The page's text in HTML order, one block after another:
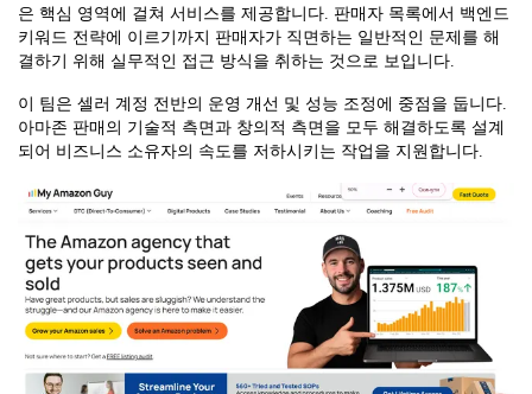
은 핵심 영역에 걸쳐 서비스를 제공합니다. 판매자 목록에서 백엔드
키워드 전략에 이르기까지 판매자가 직면하는 일반적인 문제를 해
결하기 위해 실무적인 접근 방식을 취하는 것으로 보입니다.
이 팀은 셀러 계정 전반의 운영 개선 및 성능 조정에 중점을 둡니다.
아마존 판매의 기술적 측면과 창의적 측면을 모두 해결하도록 설계
되어 비즈니스 소유자의 속도를 저하시키는 작업을 지원합니다.